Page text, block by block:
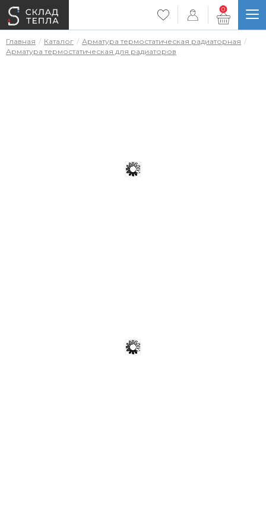
0
Главная Каталог
Арматура термостатическая радиаторная
Арматура термостатическая для радиаторов